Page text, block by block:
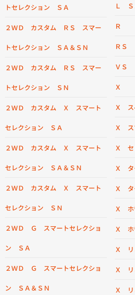
トセレクション ＳＡ
２ＷＤ カスタム ＲＳ スマー
トセレクション ＳＡ＆ＳＮ
２ＷＤ カスタム ＲＳ スマー
トセレクション ＳＮ
２ＷＤ カスタム Ｘ スマート
セレクション ＳＡ
２ＷＤ カスタム Ｘ スマート
セレクション ＳＡ＆ＳＮ
２ＷＤ カスタム Ｘ スマート
セレクション ＳＮ
２ＷＤ Ｇ スマートセレクショ
ン ＳＡ
２ＷＤ Ｇ スマートセレクショ
ン ＳＡ＆ＳＮ
Ｌ Ｓ
Ｒ
ＲＳ
ＶＳ
Ｘ
Ｘ ス
Ｘ ス
Ｘ セ
Ｘ タ
Ｘ タ
Ｘ ホ
Ｘ ホ
Ｘ リ
Ｘ リ
Ｘ リ